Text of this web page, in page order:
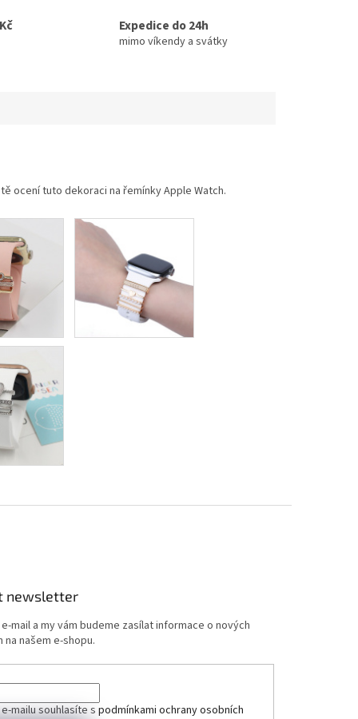
Expedice do 24h
mimo víkendy a svátky
ocení tuto dekoraci na řemínky Apple Watch.
newsletter
mail a my vám budeme zasílat informace o nových
našem e-shopu.
mailu souhlasíte spodmínkami ochrany osobních